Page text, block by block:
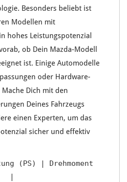
. Besonders beliebt ist
Modellen mit
hohes Leistungspotenzial
ob Dein Mazda-Modell
ist. Einige Automodelle
oder Hardware-
Dich mit den
Deines Fahrzeugs
einen Experten, um das
sicher und effektiv
(PS) | Drehmoment
|